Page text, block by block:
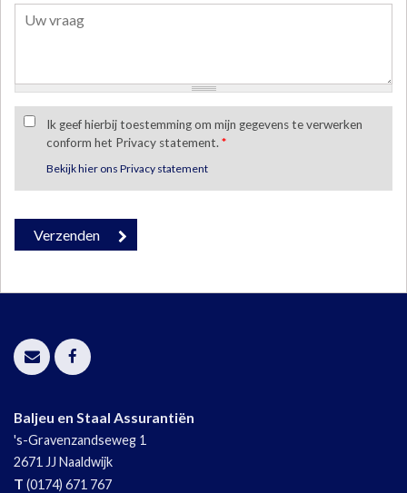
Ik geef hierbij toestemming om mijn gegevens te verwerken
conform het Privacy statement. *
Bekijk hier ons Privacy statement
Baljeu en Staal Assurantiën
's-Gravenzandseweg 1
2671 JJ Naaldwijk
T (0174) 671 767